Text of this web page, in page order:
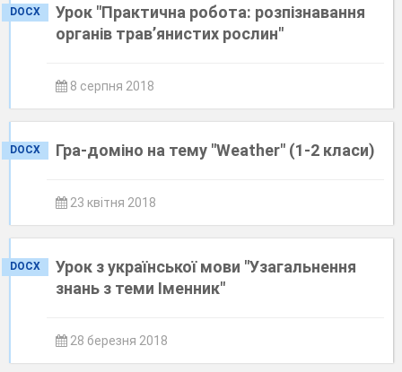
DOCX
Урок "Практична робота: розпізнавання
органів трав’янистих рослин"
8 серпня 2018
DOCX Гра-доміно на тему "Weather" (1-2 класи)
23 квітня 2018
DOCX
Урок з української мови "Узагальнення
знань з теми Іменник"
28 березня 2018